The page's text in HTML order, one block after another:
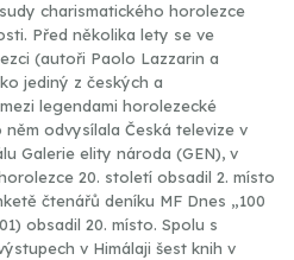
charismatického horolezce
Před několika lety se ve
(autoři Paolo Lazzarin a
jediný z českých a
legendami horolezecké
odvysílala Česká televize v
Galerie elity národa (GEN), v
20. století obsadil 2. místo
čtenářů deníku MF Dnes „100
obsadil 20. místo. Spolu s
v Himálaji šest knih v